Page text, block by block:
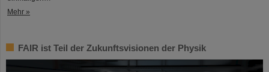
Mehr »
FAIR ist Teil der Zukunftsvisionen der Physik